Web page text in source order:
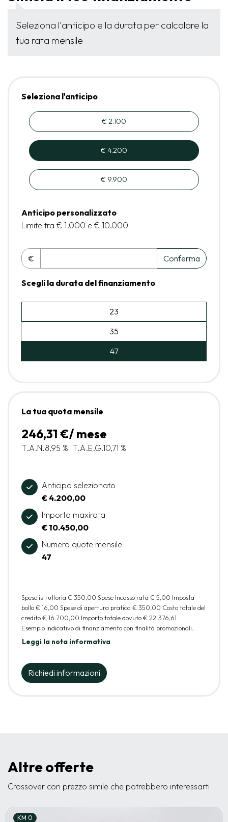
Seleziona l'anticipo e la durata per calcolare la
tua rata mensile
Seleziona l'anticipo
€ 2.100
€ 4.200
€ 9.900
Anticipo personalizzato
Limite tra € 1.000 e € 10.000
€ Conferma
Scegli la durata del finanziamento
23
35
47
La tua quota mensile
246,31 €/ mese
T.A.N.8,95 % T.A.E.G.10,71 %
Anticipo selezionato
€ 4.200,00
Importo maxirata
€ 10.450,00
Numero quote mensile
47
Spese istruttoria € 350,00 Spese Incasso rata € 5,00 Imposta
bollo€ 16,00 Spese di apertura pratica € 350,00 Costo totale del
credito€ 16.700,00 Importo totale dovuto€ 22.376,61
Esempio indicativo di finanziamento con finalità promozionali.
Leggi la nota informativa
Richiedi informazioni
Altre offerte
Crossover con prezzo simile che potrebbero interessarti
KM 0